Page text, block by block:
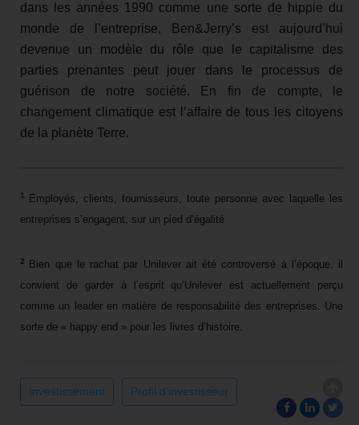
dans les années 1990 comme une sorte de hippie du
monde de l’entreprise, Ben&Jerry’s est aujourd’hui
devenue un modèle du rôle que le capitalisme des
parties prenantes peut jouer dans le processus de
guérison de notre société. En fin de compte, le
changement climatique est l’affaire de tous les citoyens
de la planète Terre.
1
Employés, clients, fournisseurs, toute personne avec laquelle les
entreprises s’engagent, sur un pied d’égalité
2
Bien que le rachat par Unilever ait été controversé à l’époque, il
convient de garder à l’esprit qu’Unilever est actuellement perçu
comme un leader en matière de responsabilité des entreprises. Une
sorte de « happy end » pour les livres d’histoire.
Investissement Profil d'investisseur